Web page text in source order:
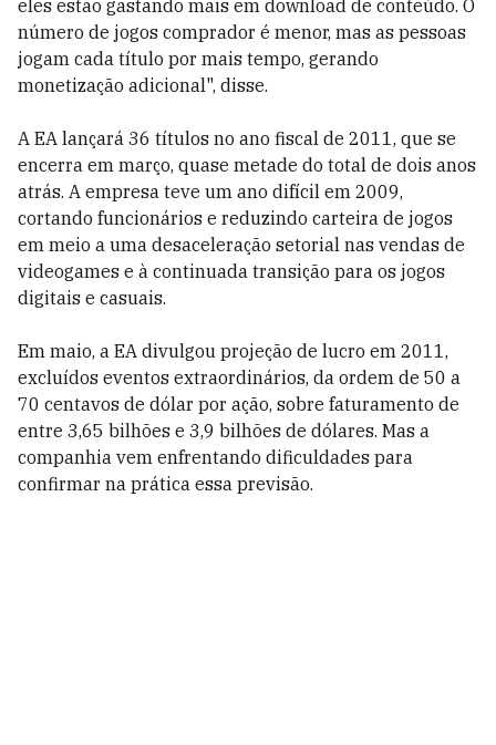
eles estão gastando mais em download de conteúdo. O
número de jogos comprador é menor, mas as pessoas
jogam cada título por mais tempo, gerando
monetização adicional", disse.
A EA lançará 36 títulos no ano fiscal de 2011, que se
encerra em março, quase metade do total de dois anos
atrás. A empresa teve um ano difícil em 2009,
cortando funcionários e reduzindo carteira de jogos
em meio a uma desaceleração setorial nas vendas de
videogames e à continuada transição para os jogos
digitais e casuais.
Em maio, a EA divulgou projeção de lucro em 2011,
excluídos eventos extraordinários, da ordem de 50 a
70 centavos de dólar por ação, sobre faturamento de
entre 3,65 bilhões e 3,9 bilhões de dólares. Mas a
companhia vem enfrentando dificuldades para
confirmar na prática essa previsão.